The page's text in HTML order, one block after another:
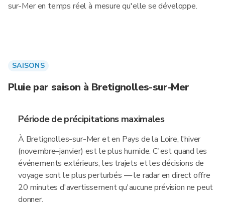
sur-Mer en temps réel à mesure qu'elle se développe.
SAISONS
Pluie par saison à Bretignolles-sur-Mer
Période de précipitations maximales
À Bretignolles-sur-Mer et en Pays de la Loire, l'hiver
(novembre–janvier) est le plus humide. C'est quand les
événements extérieurs, les trajets et les décisions de
voyage sont le plus perturbés — le radar en direct offre
20 minutes d'avertissement qu'aucune prévision ne peut
donner.